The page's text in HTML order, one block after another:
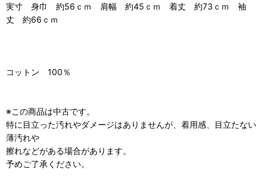
実寸 身巾 約56ｃｍ 肩幅 約45ｃｍ 着丈 約73ｃｍ 袖
丈 約66ｃｍ
コットン 100％
※この商品は中古です。
特に目立った汚れやダメージはありませんが、着用感、目立たない
薄汚れや
擦れなどがある場合があります。
予めご了承ください。